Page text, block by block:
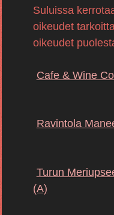
Suluissa
oikeudet
oikeudet
Cafe & Wine
Ravintola
Turun
(A)